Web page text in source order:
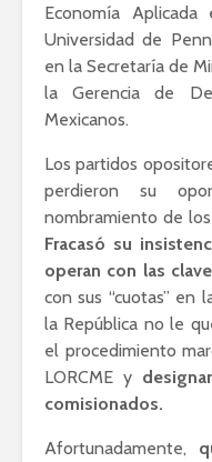
Economía
Universidad de
en la Secretaría de
la Gerencia de
Mexicanos.
Los partidos
perdieron su
nombramiento de
Fracasó su
operan con las
con sus “cuotas” en
la República no le
el procedimiento
LORCME y
comisionados.
Afortunadamente,